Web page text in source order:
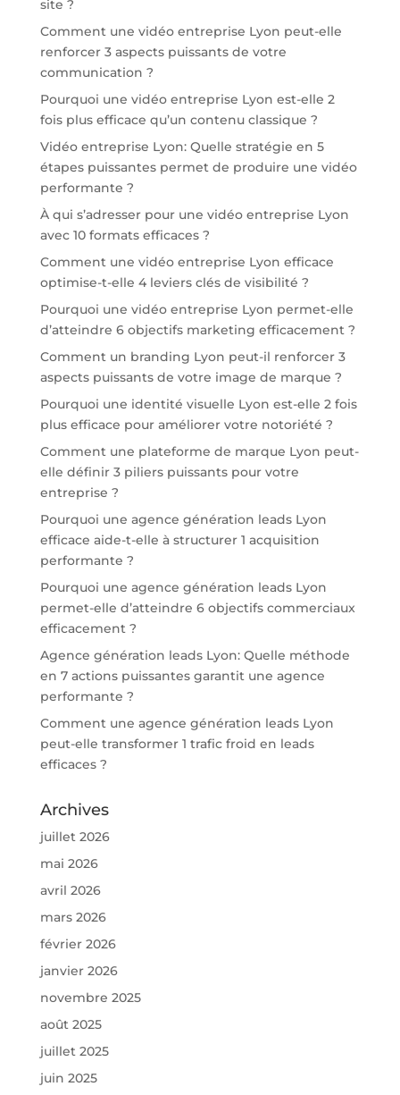
site ?
Comment une vidéo entreprise Lyon peut-elle
renforcer 3 aspects puissants de votre
communication ?
Pourquoi une vidéo entreprise Lyon est-elle 2
fois plus efficace qu’un contenu classique ?
Vidéo entreprise Lyon: Quelle stratégie en 5
étapes puissantes permet de produire une vidéo
performante ?
À qui s’adresser pour une vidéo entreprise Lyon
avec 10 formats efficaces ?
Comment une vidéo entreprise Lyon efficace
optimise-t-elle 4 leviers clés de visibilité ?
Pourquoi une vidéo entreprise Lyon permet-elle
d’atteindre 6 objectifs marketing efficacement ?
Comment un branding Lyon peut-il renforcer 3
aspects puissants de votre image de marque ?
Pourquoi une identité visuelle Lyon est-elle 2 fois
plus efficace pour améliorer votre notoriété ?
Comment une plateforme de marque Lyon peut-
elle définir 3 piliers puissants pour votre
entreprise ?
Pourquoi une agence génération leads Lyon
efficace aide-t-elle à structurer 1 acquisition
performante ?
Pourquoi une agence génération leads Lyon
permet-elle d’atteindre 6 objectifs commerciaux
efficacement ?
Agence génération leads Lyon: Quelle méthode
en 7 actions puissantes garantit une agence
performante ?
Comment une agence génération leads Lyon
peut-elle transformer 1 trafic froid en leads
efficaces ?
Archives
juillet 2026
mai 2026
avril 2026
mars 2026
février 2026
janvier 2026
novembre 2025
août 2025
juillet 2025
juin 2025